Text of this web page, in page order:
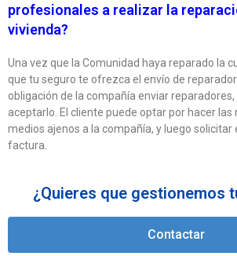
profesionales a realizar la
vivienda?
Una vez que la Comunidad haya reparado la
que tu seguro te ofrezca el envío de
obligación de la compañía enviar reparadores,
aceptarlo. El cliente puede optar por hacer las
medios ajenos a la compañía, y luego solicitar
factura.
¿Quieres que gestionemos
Contactar